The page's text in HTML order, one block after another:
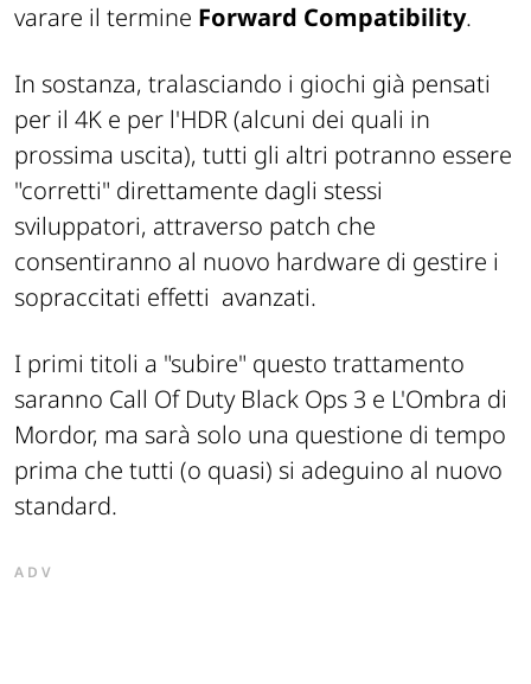
varare il termine Forward Compatibility.
In sostanza, tralasciando i giochi già pensati
per il 4K e per l'HDR (alcuni dei quali in
prossima uscita), tutti gli altri potranno essere
"corretti" direttamente dagli stessi
sviluppatori, attraverso patch che
consentiranno al nuovo hardware di gestire i
sopraccitati effetti avanzati.
I primi titoli a "subire" questo trattamento
saranno Call Of Duty Black Ops 3 e L'Ombra di
Mordor, ma sarà solo una questione di tempo
prima che tutti (o quasi) si adeguino al nuovo
standard.
ADV